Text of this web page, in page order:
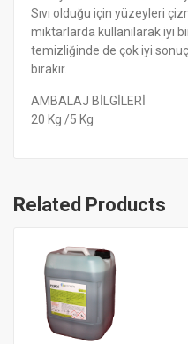
Sıvı olduğu için yüzeyleri
miktarlarda kullanılarak iyi
temizliğinde de çok iyi
bırakır.
AMBALAJ BİLGİLERİ
20 Kg /5 Kg
Related Products